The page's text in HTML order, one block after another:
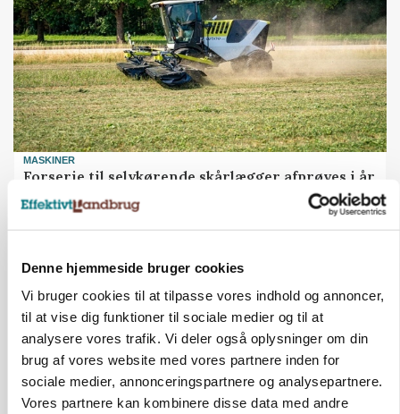
Denne hjemmeside bruger cookies
Vi bruger cookies til at tilpasse vores indhold og annoncer,
til at vise dig funktioner til sociale medier og til at
analysere vores trafik. Vi deler også oplysninger om din
brug af vores website med vores partnere inden for
sociale medier, annonceringspartnere og analysepartnere.
Vores partnere kan kombinere disse data med andre
MASKINER
Forserie til selvkørende skårlægger afprøves i år
Markvandring sætter fokus på elefantgræs
Loading...